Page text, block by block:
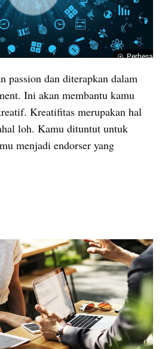
Perbesar
passion dan diterapkan dalam
Ini akan membantu kamu
Kreatifitas merupakan hal
loh. Kamu dituntut untuk
menjadi endorser yang